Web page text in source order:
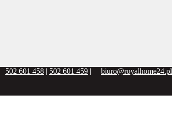
502 601 458 | 502 601 459 | biuro@royalhome24.pl